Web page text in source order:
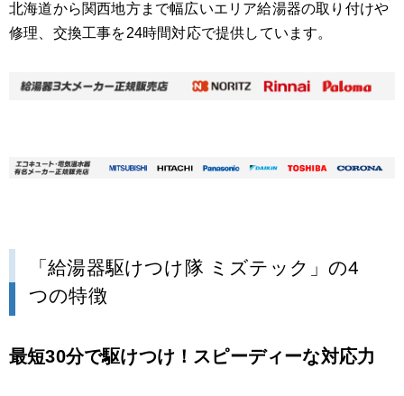
北海道から関西地方まで幅広いエリア給湯器の取り付けや
修理、交換工事を24時間対応で提供しています。
「給湯器駆けつけ隊 ミズテック」の4
つの特徴
最短30分で駆けつけ！スピーディーな対応力